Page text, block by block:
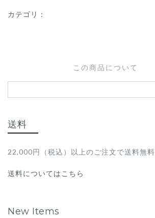
カテゴリ：
この商品について
送料
22,000円（税込）以上のご注文で送料無料
送料についてはこちら
New Items